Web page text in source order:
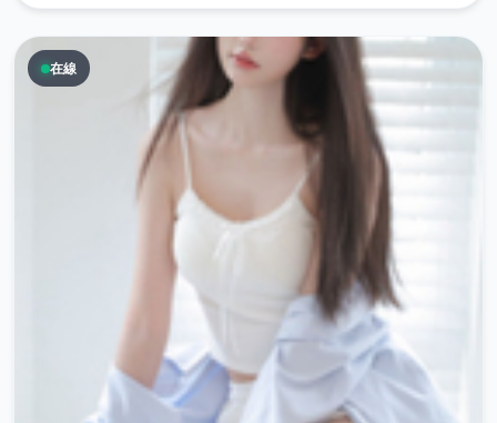
在線